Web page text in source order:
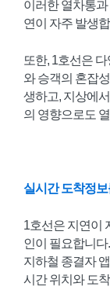
이러한 열차통과
연이 자주 발생
또한, 1호선은
와 승객의 혼잡
생하고, 지상에
의 영향으로도
실시간 도착정
1호선은 지연이
인이 필요합니다.
지하철 종결자
시간 위치와 도